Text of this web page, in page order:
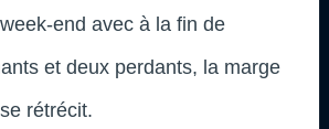
end avec à la fin de
et deux perdants, la marge
rétrécit.